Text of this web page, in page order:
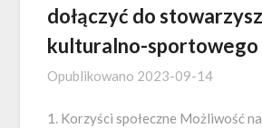
dołączyć do
kulturalno-sportowego
Opublikowano 2023-09-14
1. Korzyści społeczne Możliwość